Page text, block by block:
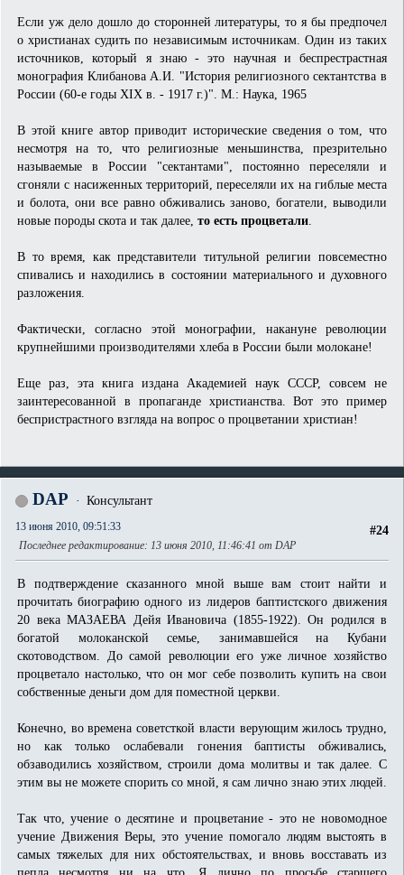
Если уж дело дошло до сторонней литературы, то я бы предпочел
о христианах судить по независимым источникам. Один из таких
источников, который я знаю - это научная и беспрестрастная
монография Клибанова А.И. "История религиозного сектантства в
России (60-е годы XIX в. - 1917 г.)". М.: Наука, 1965
В этой книге автор приводит исторические сведения о том, что
несмотря на то, что религиозные меньшинства, презрительно
называемые в России "сектантами", постоянно переселяли и
сгоняли с насиженных территорий, переселяли их на гиблые места
и болота, они все равно обживались заново, богатели, выводили
новые породы скота и так далее, то есть процветали
В то время, как представители титульной религии повсеместно
спивались и находились в состоянии материального и духовного
разложения.
Фактически, согласно этой монографии, накануне революции
крупнейшими производителями хлеба в России были молокане!
Еще раз, эта книга издана Академией наук СССР, совсем не
заинтересованной в пропаганде христианства. Вот это пример
беспристрастного взгляда на вопрос о процветании христиан!
DAP Консультант
#24
13 июня 2010, 09:51:33
Последнее редактирование: 13 июня 2010, 11:46:41 от DAP
В подтверждение сказанного мной выше вам стоит найти и
прочитать биографию одного из лидеров баптистского движения
20 века МАЗАЕВА Дейя Ивановича (1855-1922). Он родился в
богатой молоканской семье, занимавшейся на Кубани
скотоводством. До самой революции его уже личное хозяйство
процветало настолько, что он мог себе позволить купить на свои
собственные деньги дом для поместной церкви.
Конечно, во времена советсткой власти верующим жилось трудно,
но как только ослабевали гонения баптисты обживались,
обзаводились хозяйством, строили дома молитвы и так далее. С
этим вы не можете спорить со мной, я сам лично знаю этих людей.
Так что, учение о десятине и процветание - это не новомодное
учение Движения Веры, это учение помогало людям выстоять в
самых тяжелых для них обстоятельствах, и вновь восставать из
пепла несмотря ни на что. Я лично по просьбе старшего